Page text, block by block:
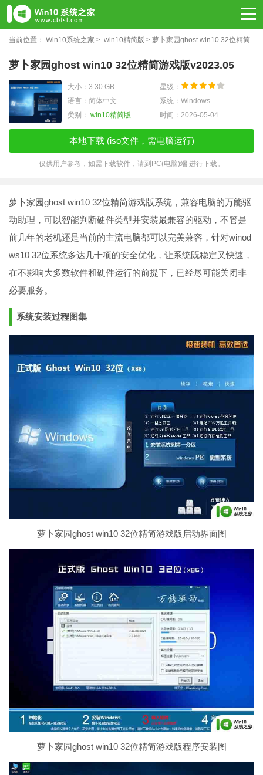
当前位置： Win10系统之家 > win10精简版 > 萝卜家园ghost win10 32位精简
游戏版v2023.05
萝卜家园ghost win10 32位精简游戏版v2023.05
大小：3.30 GB
星级：
语言：简体中文
系统：Windows
类别： win10精简版 时间：2026-05-04
本地下载 (iso文件，需电脑运行)
仅供用户参考，如需下载软件，请到PC(电脑)端 进行下载。
萝卜家园ghost win10 32位精简游戏版系统，兼容电脑的万能驱
动助理，可以智能判断硬件类型并安装最兼容的驱动，不管是
前几年的老机还是当前的主流电脑都可以完美兼容，针对winod
ws10 32位系统多达几十项的安全优化，让系统既稳定又快速，
在不影响大多数软件和硬件运行的前提下，已经尽可能关闭非
必要服务。
系统安装过程图集
萝卜家园ghost win10 32位精简游戏版启动界面图
萝卜家园ghost win10 32位精简游戏版程序安装图